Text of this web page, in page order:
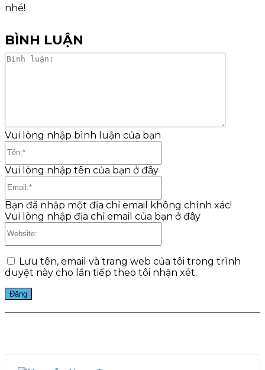
nhé!
BÌNH LUẬN
Vui lòng nhập bình luận của bạn
Vui lòng nhập tên của bạn ở đây
Bạn đã nhập một địa chỉ email không chính xác!
Vui lòng nhập địa chỉ email của bạn ở đây
Lưu tên, email và trang web của tôi trong trình
duyệt này cho lần tiếp theo tôi nhận xét.